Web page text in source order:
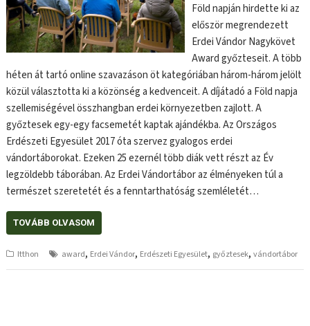
Föld napján hirdette ki az
először megrendezett
Erdei Vándor Nagykövet
Award győzteseit. A több
héten át tartó online szavazáson öt kategóriában három-három jelölt
közül választotta ki a közönség a kedvenceit. A díjátadó a Föld napja
szellemiségével összhangban erdei környezetben zajlott. A
győztesek egy-egy facsemetét kaptak ajándékba. Az Országos
Erdészeti Egyesület 2017 óta szervez gyalogos erdei
vándortáborokat. Ezeken 25 ezernél több diák vett részt az Év
legzöldebb táborában. Az Erdei Vándortábor az élményeken túl a
természet szeretetét és a fenntarthatóság szemléletét…
TOVÁBB OLVASOM
Itthon award, Erdei Vándor, Erdészeti Egyesület, győztesek,vándortábor